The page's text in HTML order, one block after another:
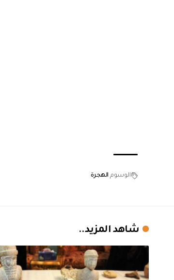
الوسوم الهجرة
شاهد المزيد..